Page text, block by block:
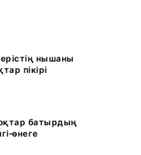
нышаны
пікірі
батырдың
өнеге